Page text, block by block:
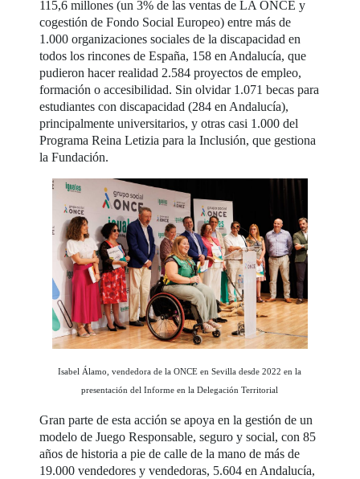
115,6 millones (un 3% de las ventas de LA ONCE y
cogestión de Fondo Social Europeo) entre más de
1.000 organizaciones sociales de la discapacidad en
todos los rincones de España, 158 en Andalucía, que
pudieron hacer realidad 2.584 proyectos de empleo,
formación o accesibilidad. Sin olvidar 1.071 becas para
estudiantes con discapacidad (284 en Andalucía),
principalmente universitarios, y otras casi 1.000 del
Programa Reina Letizia para la Inclusión, que gestiona
la Fundación.
Isabel Álamo, vendedora de la ONCE en Sevilla desde 2022 en la
presentación del Informe en la Delegación Territorial
Gran parte de esta acción se apoya en la gestión de un
modelo de Juego Responsable, seguro y social, con 85
años de historia a pie de calle de la mano de más de
19.000 vendedores y vendedoras, 5.604 en Andalucía,